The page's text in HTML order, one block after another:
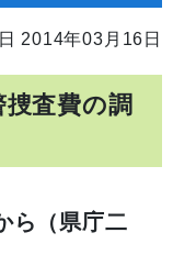
2014年03月16日
査費の調
ら（県庁二